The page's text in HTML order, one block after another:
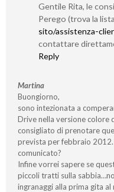
Gentile Rita, le
Perego (trova la
sito/assistenza-
contattare
Reply
Martina
Buongiorno,
sono intezionata a
Drive nella versione colore
consigliato di prenotare
prevista per febbraio
comunicato?
Infine vorrei sapere se
piccoli tratti sulla
ingranaggi alla prima gita al